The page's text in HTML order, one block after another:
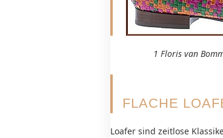
1 Floris van
FLACHE
Loafer sind zeitlose